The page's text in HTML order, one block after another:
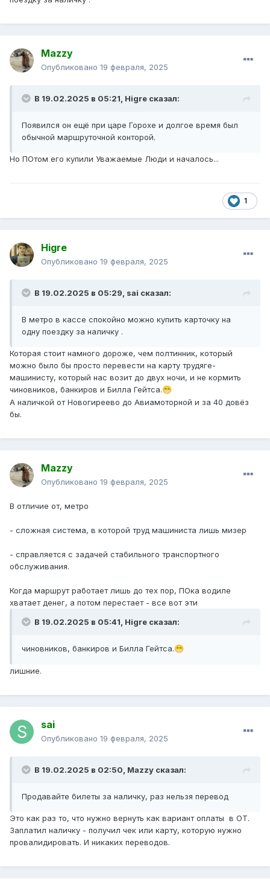
Mazzy
Опубликовано 19 февраля, 2025
В 19.02.2025 в 05:21, Higre сказал:
Появился он ещё при царе Горохе и долгое время был
обычной маршруточной конторой.
Но ПОтом его купили Уважаемые Люди и началось...
1
Higre
Опубликовано 19 февраля, 2025
В 19.02.2025 в 05:29, sai сказал:
В метро в кассе спокойно можно купить карточку на
одну поездку за наличку .
Которая стоит намного дороже, чем полтинник, который
можно было бы просто перевести на карту трудяге-
машинисту, который нас возит до двух ночи, и не кормить
чиновников, банкиров и Билла Гейтса.😁
А наличкой от Новогиреево до Авиамоторной и за 40 довёз
бы.
Mazzy
Опубликовано 19 февраля, 2025
В отличие от, метро
- сложная система, в которой труд машиниста лишь мизер
- справляется с задачей стабильного транспортного
обслуживания.
Когда маршрут работает лишь до тех пор, ПОка водиле
хватает денег, а потом перестает - все вот эти
В 19.02.2025 в 05:41, Higre сказал:
чиновников, банкиров и Билла Гейтса.😁
лишние.
sai
Опубликовано 19 февраля, 2025
В 19.02.2025 в 02:50, Mazzy сказал:
Продавайте билеты за наличку, раз нельзя перевод
Это как раз то, что нужно вернуть как вариант оплаты в ОТ.
Заплатил наличку - получил чек или карту, которую нужно
провалидировать. И никаких переводов.